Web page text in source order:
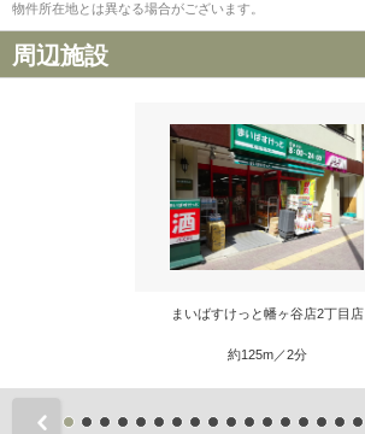
物件所在地とは異なる場合がございます。
周辺施設
まいばすけっと幡ヶ谷店2丁目店
約125m／2分
前